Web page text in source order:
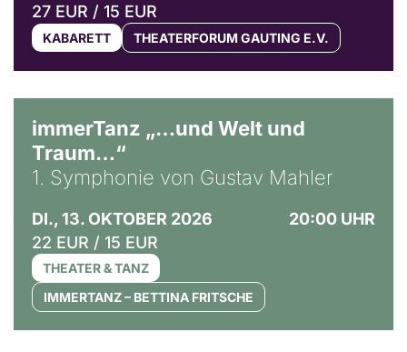
27 EUR / 15 EUR
KABARETT THEATERFORUM GAUTING E.V.
immerTanz „…und Welt und
Traum…“
1. Symphonie von Gustav Mahler
DI., 13. OKTOBER 2026
20:00 UHR
22 EUR / 15 EUR
THEATER & TANZ
IMMERTANZ – BETTINA FRITSCHE